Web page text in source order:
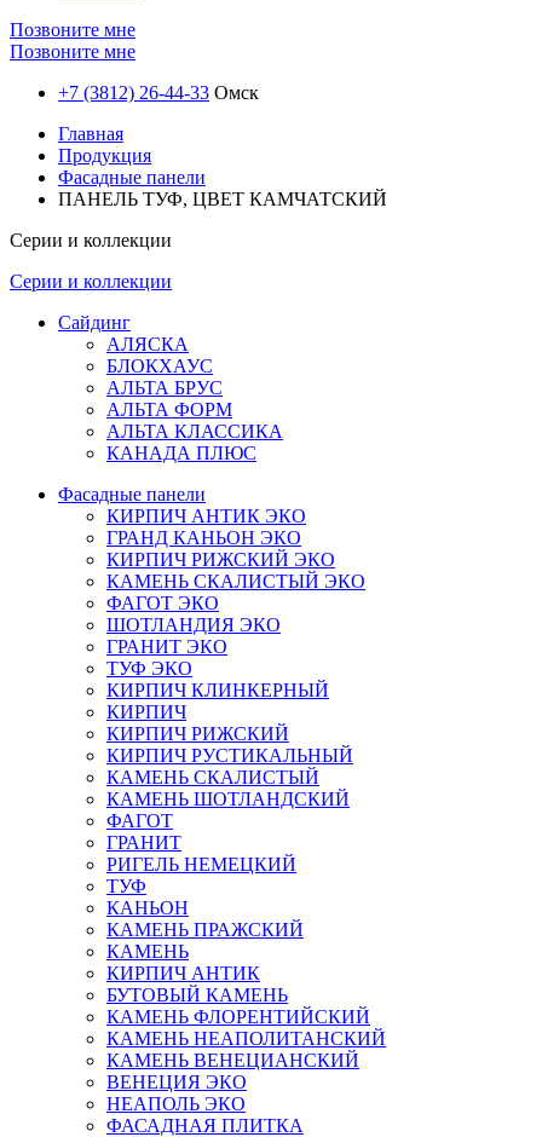
Позвоните мне
Позвоните мне
+7 (3812) 26-44-33 Омск
Главная
Продукция
Фасадные панели
ПАНЕЛЬ ТУФ, ЦВЕТ КАМЧАТСКИЙ
Серии и коллекции
Серии и коллекции
Сайдинг
АЛЯСКА
БЛОКХАУС
АЛЬТА БРУС
АЛЬТА ФОРМ
АЛЬТА КЛАССИКА
КАНАДА ПЛЮС
Фасадные панели
КИРПИЧ АНТИК ЭКО
ГРАНД КАНЬОН ЭКО
КИРПИЧ РИЖСКИЙ ЭКО
КАМЕНЬ СКАЛИСТЫЙ ЭКО
ФАГОТ ЭКО
ШОТЛАНДИЯ ЭКО
ГРАНИТ ЭКО
ТУФ ЭКО
КИРПИЧ КЛИНКЕРНЫЙ
КИРПИЧ
КИРПИЧ РИЖСКИЙ
КИРПИЧ РУСТИКАЛЬНЫЙ
КАМЕНЬ СКАЛИСТЫЙ
КАМЕНЬ ШОТЛАНДСКИЙ
ФАГОТ
ГРАНИТ
РИГЕЛЬ НЕМЕЦКИЙ
ТУФ
КАНЬОН
КАМЕНЬ ПРАЖСКИЙ
КАМЕНЬ
КИРПИЧ АНТИК
БУТОВЫЙ КАМЕНЬ
КАМЕНЬ ФЛОРЕНТИЙСКИЙ
КАМЕНЬ НЕАПОЛИТАНСКИЙ
КАМЕНЬ ВЕНЕЦИАНСКИЙ
ВЕНЕЦИЯ ЭКО
НЕАПОЛЬ ЭКО
ФАСАДНАЯ ПЛИТКА